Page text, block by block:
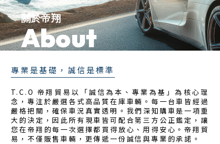
關於帝翔
About
專業是基礎，誠信是標準
T.C.O 帝翔貿易以「誠信為本、專業為基」為核心理
念，專注於嚴選各式高品質在庫車輛。每一台車皆經過
嚴格把關，確保車況真實透明。我們深知購車是一項重
大的決定，因此所有現車皆可配合第三方公正鑑定，讓
您在帝翔的每一次選擇都買得放心、用得安心。帝翔貿
易，不僅販售車輛，更傳遞一份誠信與專業的承諾。